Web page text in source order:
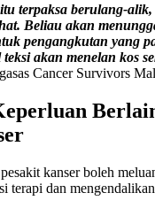
terpaksa berulang-
Beliau akan
pengangkutan yang
teksi akan menelan kos
Cancer Survivors
kanser boleh
terapi dan